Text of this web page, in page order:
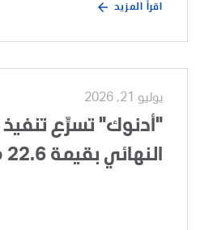
اقرأ المزيد
يوليو 21, 2026
"أدنوك" تسرِّع تنفيذ
النهائي بقيمة 22.6 مليار درهم في مشروع تطوير الغطاء الغازي لحقل أم الشيف